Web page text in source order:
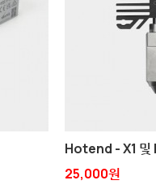
Hotend - X1 및
25,000원